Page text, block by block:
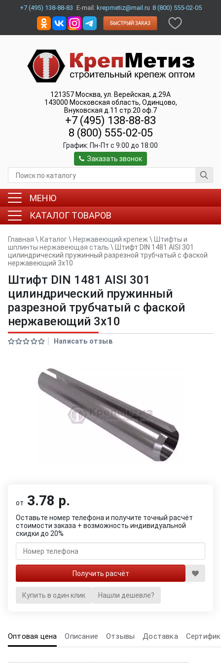
+7 (495) 138-88-83 E-mail: krepmetiz@mail.ru 8 (800) 555-02-05
121357 Москва, ул. Верейская, д.29А
143000 Московская область, Одинцово,
Внуковская д.11 стр.20 оф.7
+7 (495) 138-88-83
8 (800) 555-02-05
График: Пн-Пт c 9:00 до 18:00
Заказать звонок
МЕНЮ
КАТАЛОГ ТОВАРОВ
Главная \ Каталог\ Нержавеющий крепеж \
Штифты и
шплинты нержавеющая сталь \
Штифт DIN 1481 AISI 301
цилиндрический пружинный разрезной трубчатый с фаской
нержавеющий 3x10
Штифт DIN 1481 AISI 301
цилиндрический пружинный
разрезной трубчатый с фаской
нержавеющий 3x10
Написать отзыв
от 3.78 р.
Оставьте номер телефона и получите точный расчёт
стоимости заказа + возможность индивидуальной
скидки до 20%
Купить в один клик Нашли дешевле?
Оптовая цена Описание Отзывы Доставка